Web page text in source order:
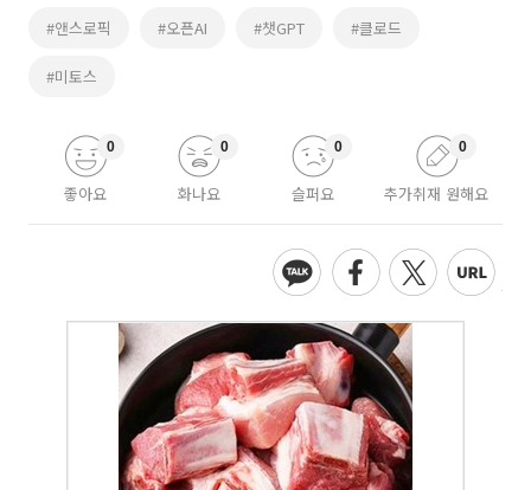
#앤스로픽 #오픈AI #챗GPT #클로드
#미토스
좋아요
0
화나요
0
슬퍼요
0
추가취재 원해요
0